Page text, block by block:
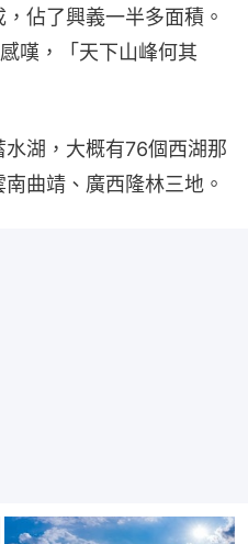
佔了興義一半多面積。
嘆，「天下山峰何其
湖，大概有76個西湖那
曲靖、廣西隆林三地。